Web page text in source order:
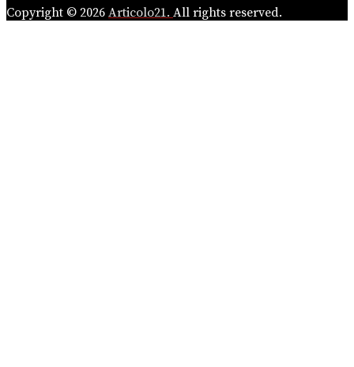
Copyright © 2026 Articolo21. All rights reserved.